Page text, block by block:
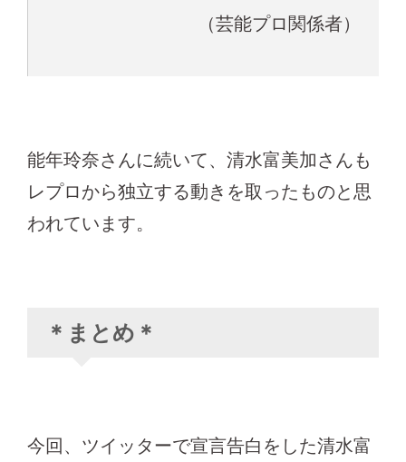
（芸能プロ関係者）
能年玲奈さんに続いて、清水富美加さんも
レプロから独立する動きを取ったものと思
われています。
＊まとめ＊
今回、ツイッターで宣言告白をした清水富